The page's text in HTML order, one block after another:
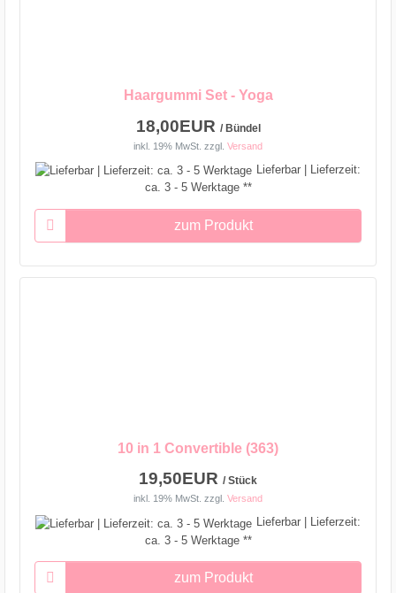
Haargummi Set - Yoga
18,00EUR / Bündel
inkl. 19% MwSt. zzgl. Versand
Lieferbar | Lieferzeit:
ca. 3 - 5 Werktage **
zum Produkt
10 in 1 Convertible (363)
19,50EUR / Stück
inkl. 19% MwSt. zzgl. Versand
Lieferbar | Lieferzeit:
ca. 3 - 5 Werktage **
zum Produkt